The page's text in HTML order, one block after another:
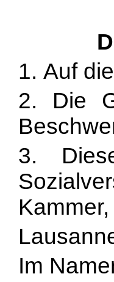
1. Auf
2. Die
3.
Im